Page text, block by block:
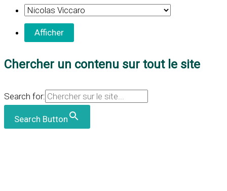
Chercher un contenu sur tout le site
Search for:
Search Button